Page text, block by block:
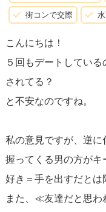
を持つことです。待
は、自分から「私た
対する意志を探る会話
は、 あなたから告白し
によって、彼の真剣度
できるでしょう。
焦ることなく、しか
ること。それが彼の本
展させるための鍵です
答えを受け入れる準
街コンで交際
こんにちは！
５回もデートしてい
されてる？
と不安なのですね。
私の意見ですが、逆
握ってくる男の方がキ
好き＝手を出すだとは
また、≪友達だと思わ